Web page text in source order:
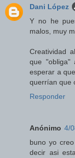
Dani López
Y no he
malos, muy
Creatividad
que "obliga"
esperar a
querrían que
Responder
Anónimo 4/
buno yo
decir asi